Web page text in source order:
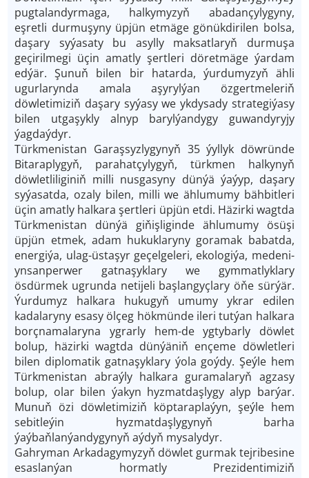
pugtalandyrmaga, halkymyzyň abadançylygyny,
eşretli durmuşyny üpjün etmäge gönükdirilen bolsa,
daşary syýasaty bu asylly maksatlaryň durmuşa
geçirilmegi üçin amatly şertleri döretmäge ýardam
edýär. Şunuň bilen bir hatarda, ýurdumyzyň ähli
ugurlarynda amala aşyrylýan özgertmeleriň
döwletimiziň daşary syýasy we ykdysady strategiýasy
bilen utgaşykly alnyp barylýandygy guwandyryjy
ýagdaýdyr.
Türkmenistan Garaşsyzlygynyň 35 ýyllyk döwründe
Bitaraplygyň, parahatçylygyň, türkmen halkynyň
döwletliliginiň milli nusgasyny dünýä ýaýyp, daşary
syýasatda, ozaly bilen, milli we ählumumy bähbitleri
üçin amatly halkara şertleri üpjün etdi. Häzirki wagtda
Türkmenistan dünýä giňişliginde ählumumy ösüşi
üpjün etmek, adam hukuklaryny goramak babatda,
energiýa, ulag-üstaşyr geçelgeleri, ekologiýa, medeni-
ynsanperwer gatnaşyklary we gymmatlyklary
ösdürmek ugrunda netijeli başlangyçlary öňe sürýär.
Ýurdumyz halkara hukugyň umumy ykrar edilen
kadalaryny esasy ölçeg hökmünde ileri tutýan halkara
borçnamalaryna ygrarly hem-de ygtybarly döwlet
bolup, häzirki wagtda dünýäniň ençeme döwletleri
bilen diplomatik gatnaşyklary ýola goýdy. Şeýle hem
Türkmenistan abraýly halkara guramalaryň agzasy
bolup, olar bilen ýakyn hyzmatdaşlygy alyp barýar.
Munuň özi döwletimiziň köptaraplaýyn, şeýle hem
sebitleýin hyzmatdaşlygynyň barha
ýaýbaňlanýandygynyň aýdyň mysalydyr.
Gahryman Arkadagymyzyň döwlet gurmak tejribesine
esaslanýan hormatly Prezidentimiziň